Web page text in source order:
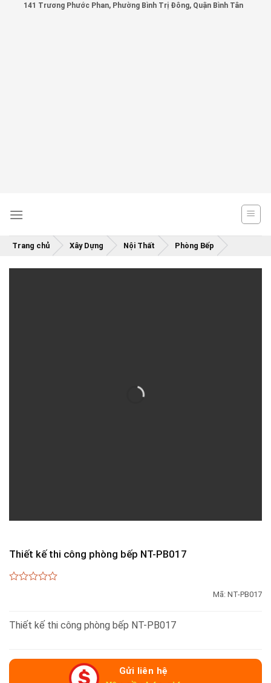
141 Trương Phước Phan, Phường Bình Trị Đông, Quận Bình Tân
Trang chủ Xây Dựng Nội Thất Phòng Bếp
Thiết kế thi công phòng bếp NT-PB017
5
Mã:NT-PB017
Thiết kế thi công phòng bếp NT-PB017
Gửi liên hệ